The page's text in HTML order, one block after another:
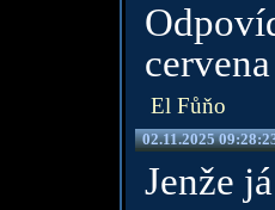
El Fůňo
02.11.2025
Jenže